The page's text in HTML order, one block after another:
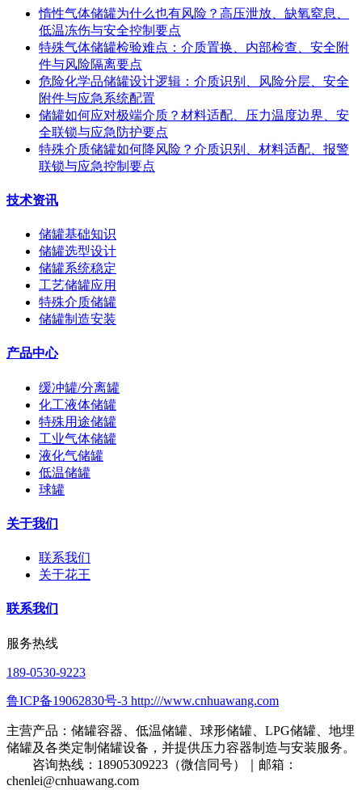
惰性气体储罐为什么也有风险？高压泄放、缺氧窒息、
低温冻伤与安全控制要点
特殊气体储罐检验难点：介质置换、内部检查、安全附
件与风险隔离要点
危险化学品储罐设计逻辑：介质识别、风险分层、安全
附件与应急系统配置
储罐如何应对极端介质？材料适配、压力温度边界、安
全联锁与应急防护要点
特殊介质储罐如何降风险？介质识别、材料适配、报警
联锁与应急控制要点
技术资讯
储罐基础知识
储罐选型设计
储罐系统稳定
工艺储罐应用
特殊介质储罐
储罐制造安装
产品中心
缓冲罐/分离罐
化工液体储罐
特殊用途储罐
工业气体储罐
液化气储罐
低温储罐
球罐
关于我们
联系我们
关于花王
联系我们
服务热线
189-0530-9223
鲁ICP备19062830号-3 http:///www.cnhuawang.com
主营产品：储罐容器、低温储罐、球形储罐、LPG储罐、地埋
储罐及各类定制储罐设备，并提供压力容器制造与安装服务。
咨询热线：18905309223（微信同号）｜邮箱：
chenlei@cnhuawang.com